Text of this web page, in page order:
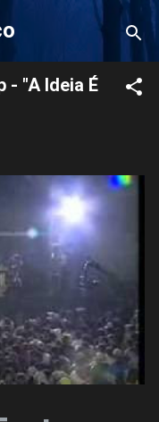
- "A Ideia É